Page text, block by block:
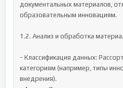
документальных материалов,
образовательным инновациям.
1.2. Анализ и обработка
- Классификация данных:
категориям (например, типы
внедрения).